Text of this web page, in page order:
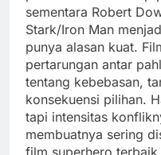
sementara Robert
Stark/Iron Man
punya alasan kuat.
pertarungan antar
tentang kebebasan,
konsekuensi pilihan.
tapi intensitas
membuatnya sering
film superhero terbaik